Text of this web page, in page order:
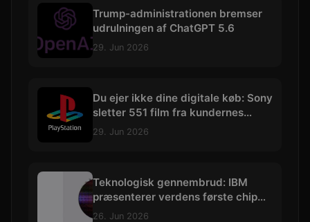
Trump-administrationen bremser
udrulningen af ChatGPT 5.6
29. Jun 2026
Du ejer ikke dine digitale køb: Sony
sletter 551 film fra kundernes
biblioteker
29. Jun 2026
Teknologisk gennembrud: IBM
præsenterer verdens første chip
skabt med præcision under 1 nm
26. Jun 2026